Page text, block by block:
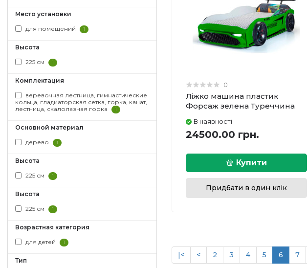
Место установки
для помещений 1
Высота
225 см 1
Комплектация
веревочная лестница, гимнастические
кольца, гладиаторская сетка, горка, канат,
лестница, скалолазная горка
1
Основной материал
дерево 1
Высота
225 см 1
Высота
225 см 1
Возрастная категория
для детей 1
Тип
0
Ліжко машина пластик
Форсаж зелена Туреччина
В наявності
24500.00 грн.
Купити
Придбати в один клік
|< < 2 3 4 5 6 7